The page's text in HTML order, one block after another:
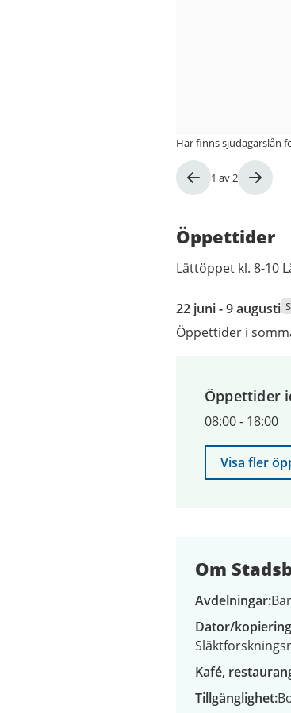
Bild
1 av2
Här finns sjudagarslån
Öppettider
Lättöppet kl. 8-10
22
juni
2026
augusti
22 juni - 9 augusti
Öppettider i
Öppettider
08:00- 18:00
Visa fler
Om
Avdelningar
Dator/kopiering
Kafé,
Tillgänglighet